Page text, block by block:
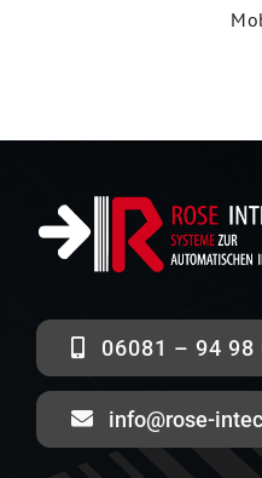
06081 – 94 98
info@rose-